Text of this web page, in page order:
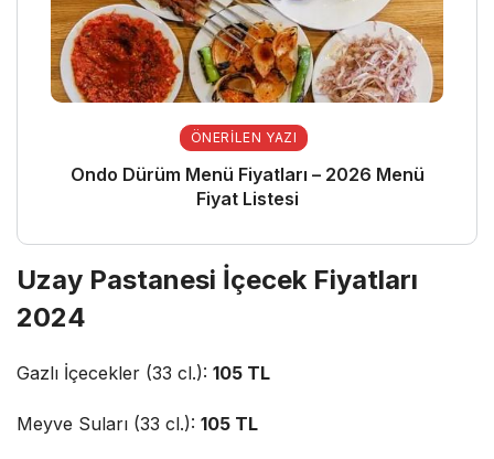
ÖNERILEN YAZI
Ondo Dürüm Menü Fiyatları – 2026 Menü
Fiyat Listesi
Uzay Pastanesi İçecek Fiyatları
2024
Gazlı İçecekler (33 cl.): 105 TL
Meyve Suları (33 cl.): 105 TL